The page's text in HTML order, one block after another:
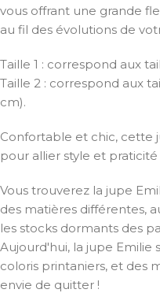
vous offrant une grande
au fil des évolutions de
Taille 1 : correspond aux
Taille 2 : correspond aux
cm).
Confortable et chic, cette
pour allier style et
Vous trouverez la jupe
des matières différentes,
les stocks dormants des
Aujourd'hui, la jupe Emilie
coloris printaniers, et des
envie de quitter !